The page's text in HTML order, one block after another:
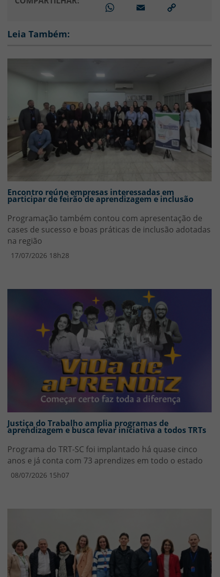
WhatsApp
Leia Também:
Encontro reúne empresas interessadas em
participar de feirão de aprendizagem e inclusão
Programação também contou com apresentação de
cases de sucesso e boas práticas de inclusão adotadas
na região
17/07/2026 18h28
Justiça do Trabalho amplia programas de
aprendizagem e busca levar iniciativa a todos TRTs
Programa do TRT-SC foi implantado há quase cinco
anos e já conta com 73 aprendizes em todo o estado
08/07/2026 15h07